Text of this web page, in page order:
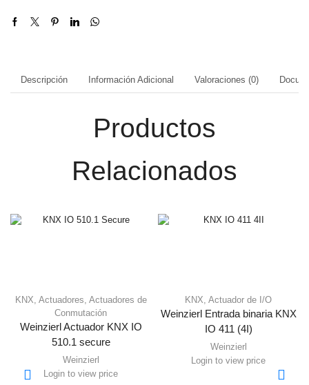
Descripción Información Adicional Valoraciones (0)
Productos
Relacionados
KNX, Actuadores, Actuadores de
Conmutación
Weinzierl Actuador KNX IO
510.1 secure
Weinzierl
Login to view price
KNX, Actuador de I/O
Weinzierl Entrada binaria KNX
IO 411 (4I)
Weinzierl
Login to view price